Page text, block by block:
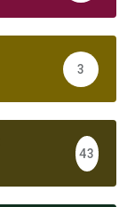
3
43